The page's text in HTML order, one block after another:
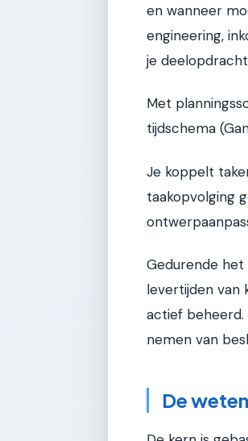
en wanneer
engineering,
je
Met
tijdschema
Je koppelt
taakopvolging
Gedurende het
levertijden van
actief
nemen van
De